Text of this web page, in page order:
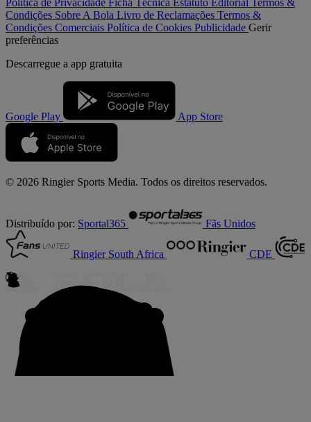
Condições Sobre A Bola Livro de Reclamações Termos &
Condições Comerciais Política de Cookies Publicidade Gerir
preferências
Descarregue a app gratuita
Google Play App Store
© 2026 Ringier Sports Media. Todos os direitos reservados.
Distribuído por: Sportal365 Fãs Unidos
Ringier South Africa CDE